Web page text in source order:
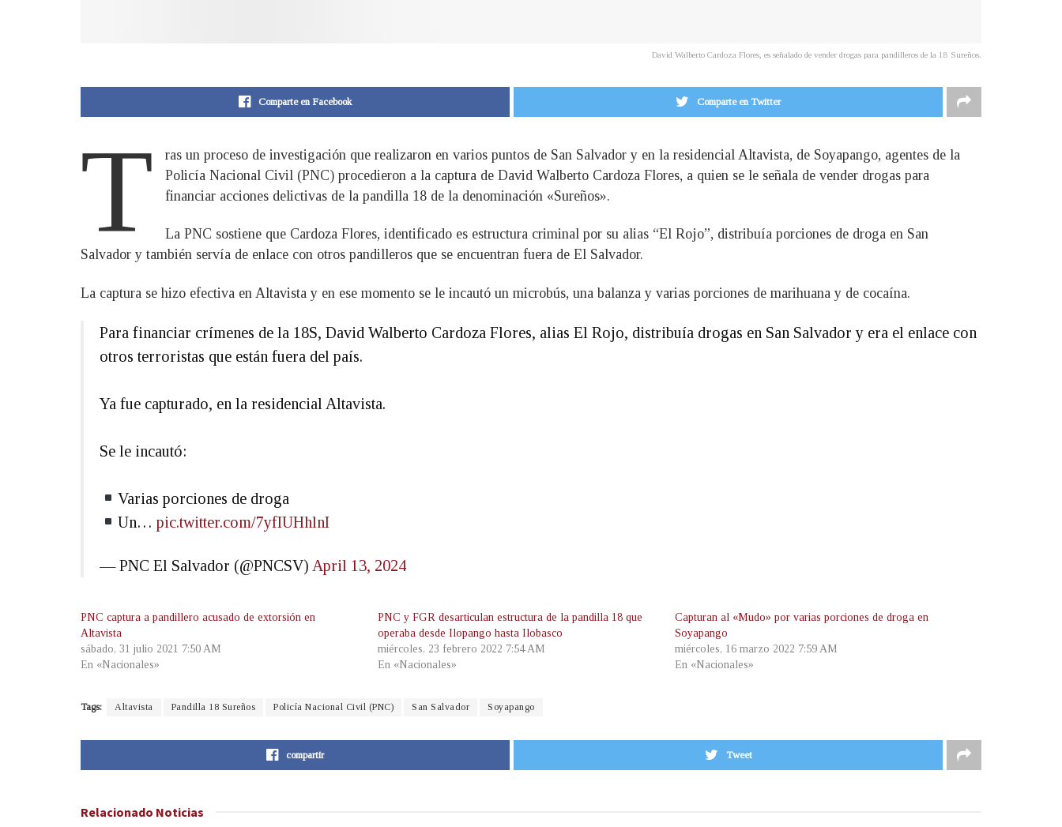
David Walberto Cardoza Flores, es señalado de vender drogas para pandilleros de la 18 Sureños.
Comparte en Facebook Comparte en Twitter
T
ras un proceso de investigación que realizaron en varios puntos de San Salvador y en la residencial Altavista, de Soyapango, agentes de la
Policía Nacional Civil (PNC) procedieron a la captura de David Walberto Cardoza Flores, a quien se le señala de vender drogas para
financiar acciones delictivas de la pandilla 18 de la denominación «Sureños».
La PNC sostiene que Cardoza Flores, identificado es estructura criminal por su alias “El Rojo”, distribuía porciones de droga en San
Salvador y también servía de enlace con otros pandilleros que se encuentran fuera de El Salvador.
La captura se hizo efectiva en Altavista y en ese momento se le incautó un microbús, una balanza y varias porciones de marihuana y de cocaína.
Para financiar crímenes de la 18S, David Walberto Cardoza Flores, alias El Rojo, distribuía drogas en San Salvador y era el enlace con
otros terroristas que están fuera del país.
Ya fue capturado, en la residencial Altavista.
Se le incautó:
Varias porciones de droga
Un… pic.twitter.com/7yfIUHhlnI
— PNC El Salvador (@PNCSV) April 13, 2024
PNC captura a pandillero acusado de extorsión en
Altavista
sábado, 31 julio 2021 7:50 AM
En «Nacionales»
PNC y FGR desarticulan estructura de la pandilla 18 que
operaba desde Ilopango hasta Ilobasco
miércoles, 23 febrero 2022 7:54 AM
En «Nacionales»
Capturan al «Mudo» por varias porciones de droga en
Soyapango
miércoles, 16 marzo 2022 7:59 AM
En «Nacionales»
Tags: Altavista Pandilla 18 Sureños Policía Nacional Civil (PNC) San Salvador Soyapango
compartir Tweet
Relacionado Noticias